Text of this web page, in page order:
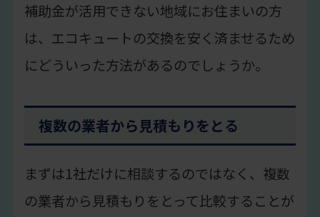
補助金が活用できない地域にお住まいの方
は、エコキュートの交換を安く済ませるため
にどういった方法があるのでしょうか。
複数の業者から見積もりをとる
まずは1社だけに相談するのではなく、複数
の業者から見積もりをとって比較することが